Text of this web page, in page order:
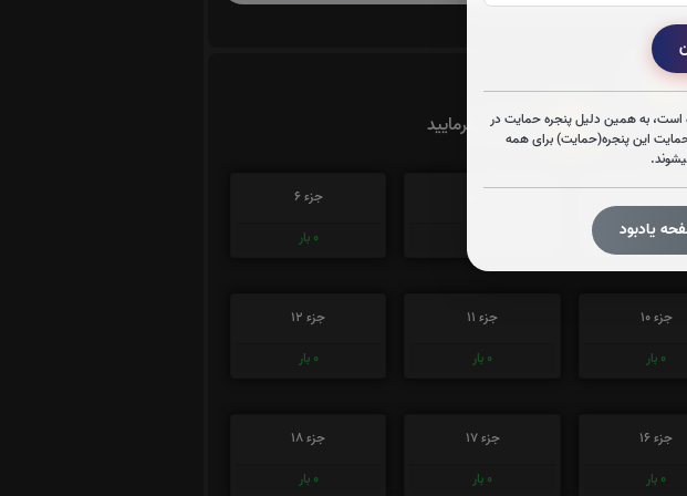
است، به همین دلیل پنجره حمایت در
حمایت این پنجره(حمایت) برای همه
یادبود
0
بار
جزء شماره
1 را قرائت بفرمایید
0 بار
جزء 6
0 بار
جزء 10
0 بار
جزء 11
0 بار
جزء 12
0 بار
جزء 16
0 بار
جزء 17
0 بار
جزء 18
0 بار